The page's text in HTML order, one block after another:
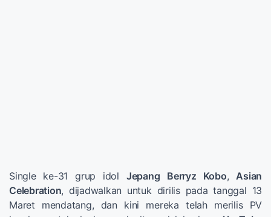
Single ke-31 grup idol Jepang Berryz Kobo, Asian
Celebration, dijadwalkan untuk dirilis pada tanggal 13
Maret mendatang, dan kini mereka telah merilis PV